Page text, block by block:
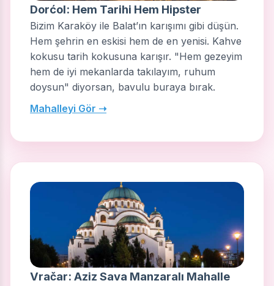
Dorćol: Hem Tarihi Hem Hipster
Bizim Karaköy ile Balat’ın karışımı gibi düşün.
Hem şehrin en eskisi hem de en yenisi. Kahve
kokusu tarih kokusuna karışır. "Hem gezeyim
hem de iyi mekanlarda takılayım, ruhum
doysun" diyorsan, bavulu buraya bırak.
Mahalleyi Gör ➝
Vračar: Aziz Sava Manzaralı Mahalle